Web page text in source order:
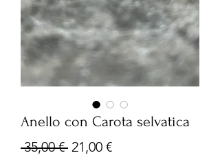
Anello con Carota selvatica
35,00 € Prezzo
21,00 €Prezzo